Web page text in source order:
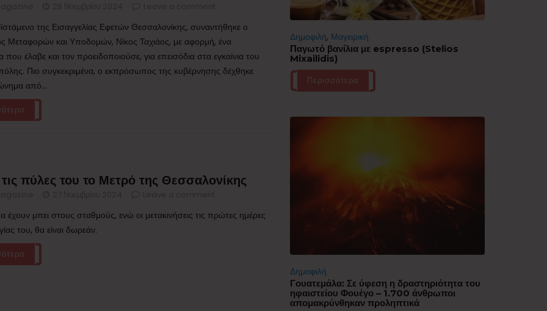
της Εισαγγελίας Εφετών Θεσσαλονίκης, συναντήθηκε ο
Μεταφορών και Υποδομών, Νίκος Ταχιάος, με αφορμή, ένα
έλαβε και τον προειδοποιούσε, για επεισόδια στα εγκαίνια του
Πιο συγκεκριμένα, ο εκπρόσωπος της κυβέρνησης δέχθηκε
από...
τις πύλες του το Μετρό της Θεσσαλονίκης
έχουν μπει στους σταθμούς, ενώ οι μετακινήσεις τις πρώτες ημέρες
του, θα είναι δωρεάν.
Δημοφιλή, Μαγειρική
Παγωτό βανίλια με espresso (Stelios
Mixailidis)
Περισσότερα
Δημοφιλή
Γουατεμάλα: Σε ύφεση η δραστηριότητα του
ηφαιστείου Φουέγο – 1.700 άνθρωποι
απομακρύνθηκαν προληπτικά